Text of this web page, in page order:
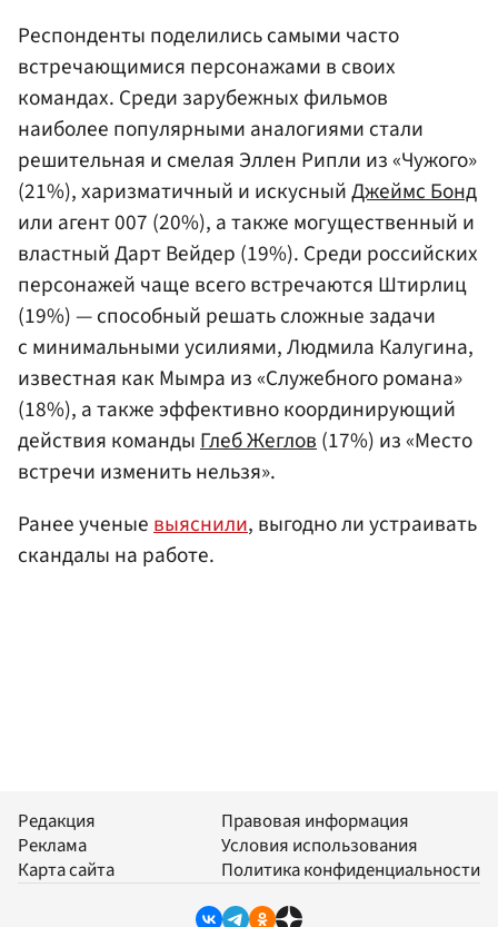
Респонденты поделились самыми часто
встречающимися персонажами в своих
командах. Среди зарубежных фильмов
наиболее популярными аналогиями стали
решительная и смелая Эллен Рипли из «Чужого»
(21%), харизматичный и искусныйДжеймс Бонд
или агент 007 (20%), а также могущественный и
властный Дарт Вейдер (19%). Среди российских
персонажей чаще всего встречаются Штирлиц
(19%) — способный решать сложные задачи
с минимальными усилиями, Людмила Калугина,
известная как Мымра из «Служебного романа»
(18%), а также эффективно координирующий
действия командыГлеб Жеглов(17%) из «Место
встречи изменить нельзя».
Ранее ученыевыяснили, выгодно ли устраивать
скандалы на работе.
Редакция
Реклама
Карта сайта
Правовая информация
Условия использования
Политика конфиденциальности